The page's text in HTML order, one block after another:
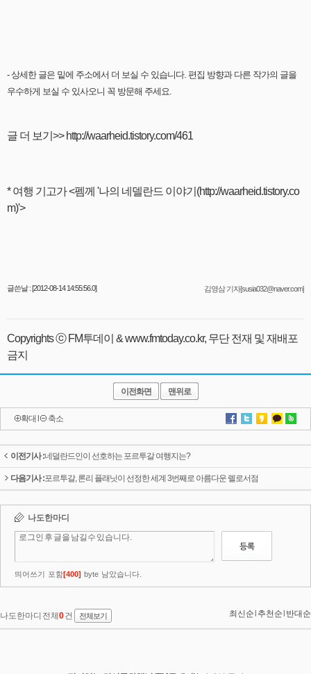
- 상세한 글은 밑에 주소에서 더 보실 수 있습니다. 편집 방향과 다른 작가의 글을
우수하게 보실 수 있사오니 꼭 방문해 주세요.
글 더 보기>> http://waarheid.tistory.com/461
* 여행 기고가 <펨께 '나의 네델란드 이야기(http://waarheid.tistory.co
m)'>
글쓴날 : [2012-08-14 14:55:56.0] 김영삼 기자[susia032@naver.com]
Copyrights ⓒ FM투데이 & www.fmtoday.co.kr, 무단 전재 및 재배포
금지
이전화면 맨위로
확대 축소
이전기사 :네덜란드인이 선호하는 포르투갈 여행지는?
다음기사 :포르투갈, 론리 플래닛이 선정한 세계 3번째로 아름다운 렐로서점